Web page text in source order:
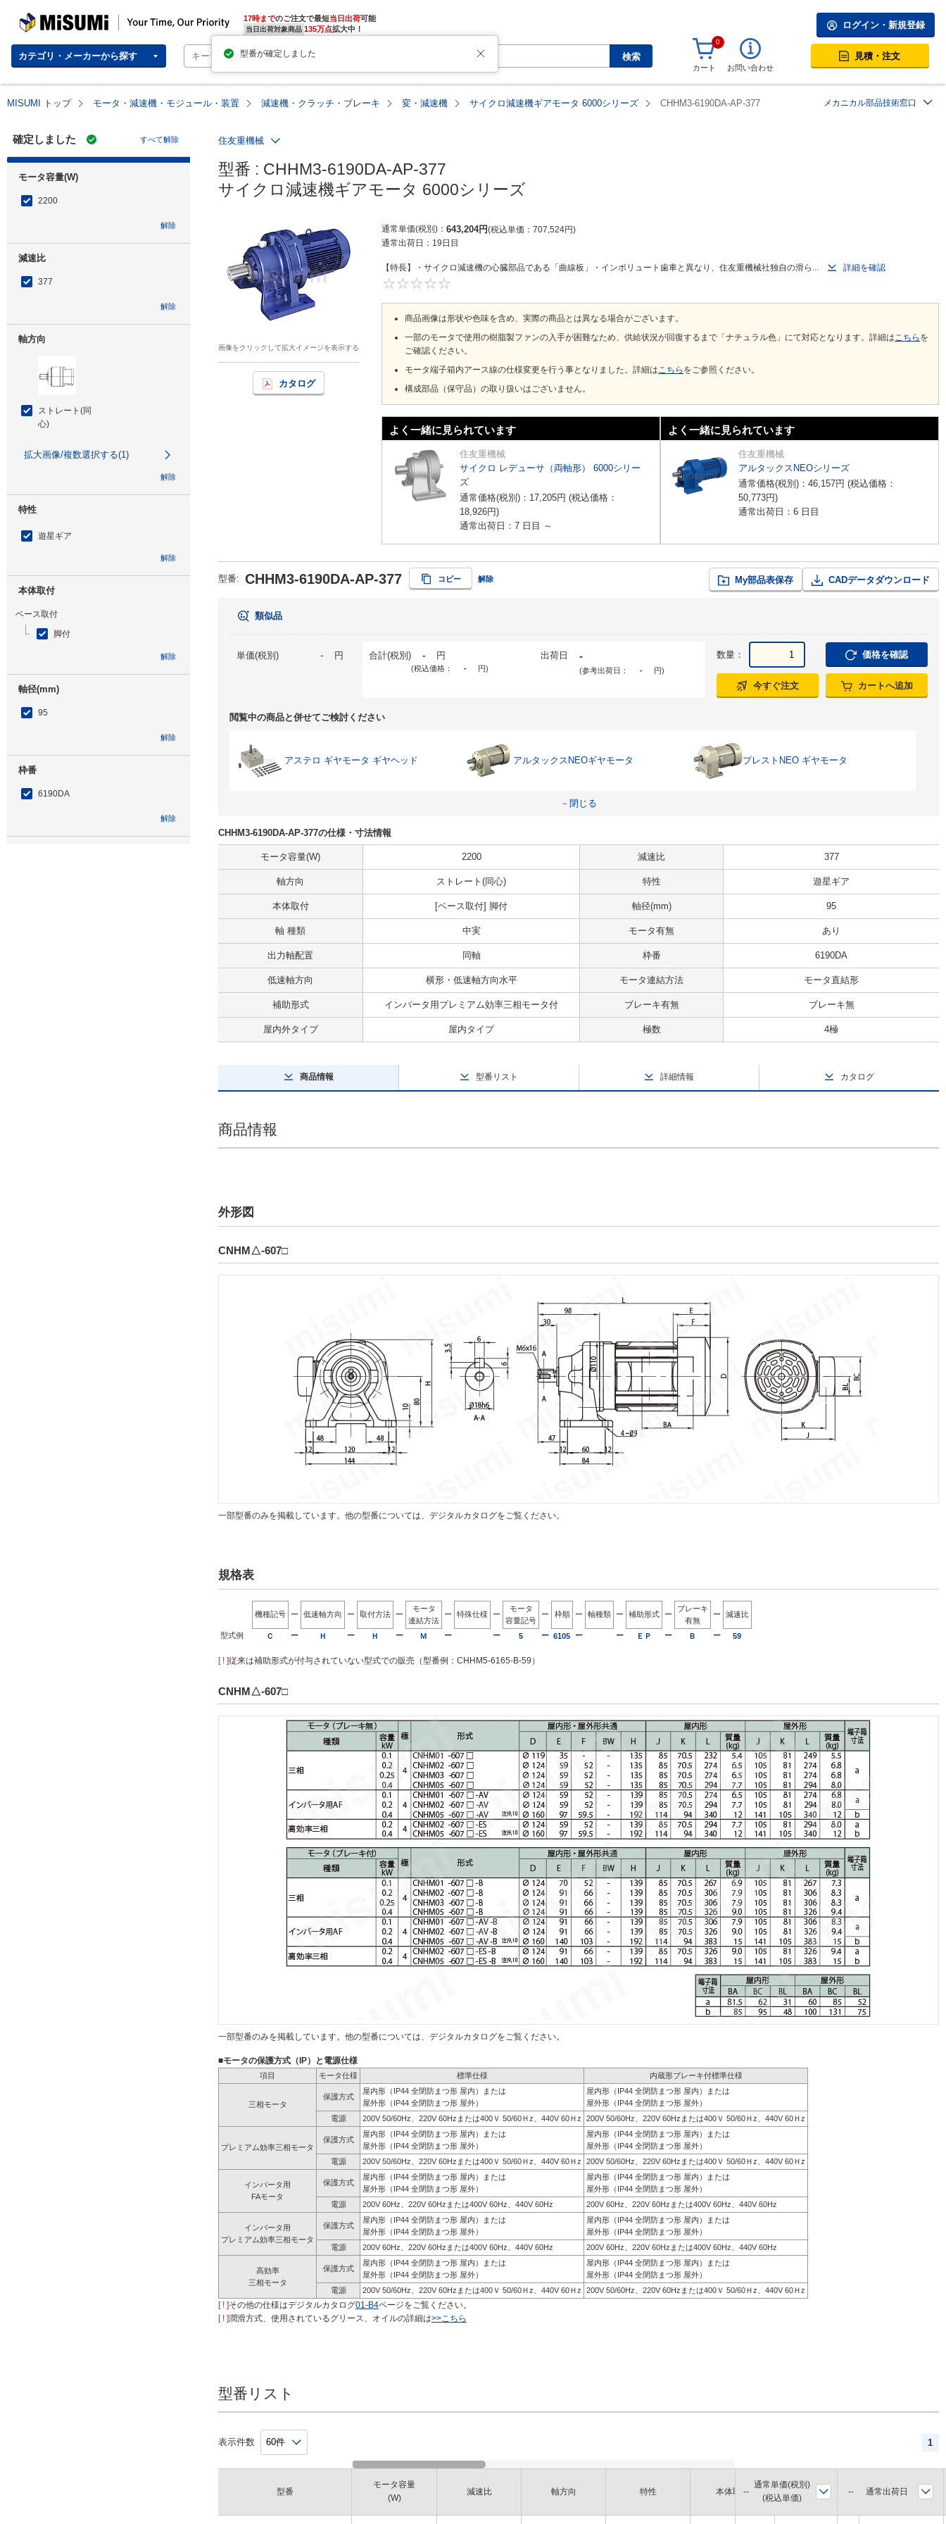
MISUMI | Your Time, Our Priority 17時までのご注文で最短当日出荷
当日出荷対象商品 135万点拡大中！
カテゴリ・メーカーから探す 検索
ログイン・新規登録
0
カート お問い合わせ
見積・注文
MISUMI トップ モータ・減速機・モジュール・装置 減速機・クラッチ・ブレーキ 変・減速機 サイクロ減速機ギアモータ 6000シリーズ CHHM3-6190DA-AP-377 メカニカル部品技術窓口
確定しました すべて解除
モータ容量(W)
2200
解除
減速比
377
解除
軸方向
ストレート(同
心)
拡大画像/複数選択する(1)
解除
特性
遊星ギア
解除
本体取付
ベース取付
脚付
解除
軸径(mm)
95
解除
枠番
6190DA
解除
住友重機械
型番 : CHHM3-6190DA-AP-377
サイクロ減速機ギアモータ 6000シリーズ
画像をクリックして拡大イメージを表示する
カタログ
通常単価(税別) 643,204円 税込単価 707,524円
通常出荷日： 19日目
【特長】・サイクロ減速機の心臓部品である「曲線板」・インボリュート歯車と異なり、住友重機械社独自の滑ら...
詳細を確認
商品画像は形状や色味を含め、実際の商品とは異なる場合がございます。
一部のモータで使用の樹脂製ファンの入手が困難なため、供給状況が回復するまで「ナチュラル色」にて対応となります。詳細はこちら を
ご確認ください。
モータ端子箱内アース線の仕様変更を行う事となりました。詳細はこちら をご参照ください。
構成部品（保守品）の取り扱いはございません。
よく一緒に見られています
住友重機械
サイクロ レデューサ（両軸形） 6000シリー
ズ
通常価格(税別)： 17,205円 (税込価格：
18,926円)
通常出荷日：7 日目 ～
よく一緒に見られています
住友重機械
アルタックスNEOシリーズ
通常価格(税別)： 46,157円 (税込価格：
50,773円)
通常出荷日：6 日目
型番: CHHM3-6190DA-AP-377 コピー 解除 My部品表保存 CADデータダウンロード
類似品
単価(税別) - 円 合計(税別) - 円
(税込価格： - 円)
出荷日 -
(参考出荷日： - 円)
数量： 価格を確認
今すぐ注文 カートへ追加
閲覧中の商品と併せてご検討ください
アステロ ギヤモータ ギヤヘッド アルタックスNEOギヤモータ プレストNEO ギヤモータ
－閉じる
CHHM3-6190DA-AP-377の仕様・寸法情報
モータ容量(W) 2200 減速比 377
軸方向 ストレート(同心) 特性 遊星ギア
本体取付 [ベース取付] 脚付 軸径(mm) 95
軸 種類 中実 モータ有無 あり
出力軸配置 同軸 枠番 6190DA
低速軸方向 横形・低速軸方向水平 モータ連結方法 モータ直結形
補助形式 インバータ用プレミアム効率三相モータ付 ブレーキ有無 ブレーキ無
屋内外タイプ 屋内タイプ 極数 4極
商品情報 型番リスト 詳細情報 カタログ
商品情報
外形図
CNHM△-607□
一部型番のみを掲載しています。他の型番については、デジタルカタログをご覧ください。
規格表
機種記号 ー 低速軸方向 ー 取付方法 ー
モータ
連結方法
ー 特殊仕様 ー
モータ
容量記号
ー 枠順 ー 軸種類 ー 補助形式 ー
ブレーキ
有無
ー 減速比
型式例 Ｃ ー Ｈ ー Ｈ ー Ｍ ー ー 5 ー 6105 ー ー ＥＰ ー Ｂ ー 59
[ ! ]従来は補助形式が付与されていない型式での販売（型番例：CHHM5-6165-B-59）
CNHM△-607□
一部型番のみを掲載しています。他の型番については、デジタルカタログをご覧ください。
■モータの保護方式（IP）と電源仕様
項目 モータ仕様 標準仕様 内蔵形ブレーキ付標準仕様
三相モータ
保護方式
屋内形（IP44 全閉防まつ形 屋内）または
屋外形（IP44 全閉防まつ形 屋外）
屋内形（IP44 全閉防まつ形 屋内）または
屋外形（IP44 全閉防まつ形 屋外）
電源
200V 50/60Hz、220V 60Hzまたは400Ｖ 50/60Ｈz、440V 60Ｈz 200V 50/60Hz、220V 60Hzまたは400Ｖ 50/60Ｈz、440V 60Ｈz
プレミアム効率三相モータ
保護方式
屋内形（IP44 全閉防まつ形 屋内）または
屋外形（IP44 全閉防まつ形 屋外）
屋内形（IP44 全閉防まつ形 屋内）または
屋外形（IP44 全閉防まつ形 屋外）
電源
200V 50/60Hz、220V 60Hzまたは400Ｖ 50/60Ｈz、440V 60Ｈz 200V 50/60Hz、220V 60Hzまたは400Ｖ 50/60Ｈz、440V 60Ｈz
インバータ用
FAモータ
保護方式
屋内形（IP44 全閉防まつ形 屋内）または
屋外形（IP44 全閉防まつ形 屋外）
屋内形（IP44 全閉防まつ形 屋内）または
屋外形（IP44 全閉防まつ形 屋外）
電源
200V 60Hz、220V 60Hzまたは400V 60Hz、440V 60Hz 200V 60Hz、220V 60Hzまたは400V 60Hz、440V 60Hz
インバータ用
プレミアム効率三相モータ
保護方式
屋内形（IP44 全閉防まつ形 屋内）または
屋外形（IP44 全閉防まつ形 屋外）
屋内形（IP44 全閉防まつ形 屋内）または
屋外形（IP44 全閉防まつ形 屋外）
電源
200V 60Hz、220V 60Hzまたは400V 60Hz、440V 60Hz 200V 60Hz、220V 60Hzまたは400V 60Hz、440V 60Hz
高効率
三相モータ
保護方式
屋内形（IP44 全閉防まつ形 屋内）または
屋外形（IP44 全閉防まつ形 屋外）
屋内形（IP44 全閉防まつ形 屋内）または
屋外形（IP44 全閉防まつ形 屋外）
電源
200V 50/60Hz、220V 60Hzまたは400Ｖ 50/60Ｈz、440V 60Ｈz 200V 50/60Hz、220V 60Hzまたは400Ｖ 50/60Ｈz、440V 60Ｈz
[ ! ]その他の仕様はデジタルカタログ01-B4ページをご覧ください。
[ ! ]潤滑方式、使用されているグリース、オイルの詳細は>>こちら
型番リスト
表示件数 1
型番
モータ容量
(W)
減速比 軸方向 特性 本体取付
軸径
(mm)
枠番
通常単価(税別)
(税込単価)
通常出荷日